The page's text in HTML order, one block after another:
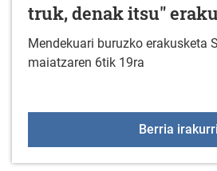
truk, denak itsu"
Mendekuari buruzko erakusketa
maiatzaren 6tik 19ra
Berria irakurri